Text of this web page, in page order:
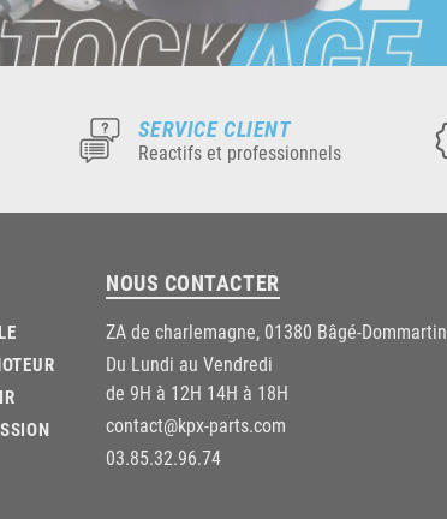
SERVICE CLIENT
Reactifs et professionnels
NOUS CONTACTER
ZA de charlemagne, 01380 Bâgé-Dommartin
Du Lundi au Vendredi
de 9H à 12H 14H à 18H
contact@kpx-parts.com
03.85.32.96.74